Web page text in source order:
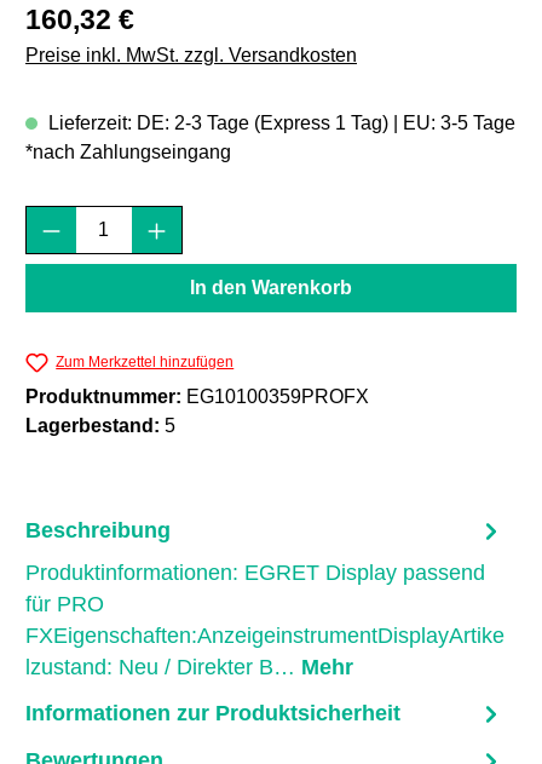
Regulärer Preis:
160,32 €
Preise inkl. MwSt. zzgl. Versandkosten
Lieferzeit: DE: 2-3 Tage (Express 1 Tag) | EU: 3-5 Tage
*nach Zahlungseingang
Produkt Anzahl: Gib den gewünschten
In den Warenkorb
Zum Merkzettel hinzufügen
Produktnummer: EG10100359PROFX
Lagerbestand: 5
Beschreibung
Produktinformationen: EGRET Display passend
für PRO
FXEigenschaften:AnzeigeinstrumentDisplayArtike
lzustand: Neu / Direkter B… Mehr
Informationen zur Produktsicherheit